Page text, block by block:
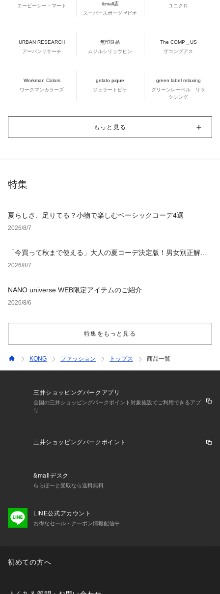
エービーシー・マート
&mall店
スーパースポーツゼビオ
ユニクロ
URBAN RESEARCH
アーバンリサーチ
無印良品
ムジルシリョウヒン
The COMP＿US
ザコンプアス
Workman Colors
ワークマンカラーズ
gelato pique
ジェラートピケ
green label relaxing
グリーンレーベル リラ
クシング
もっと見る
特集
夏らしさ、足りてる？小物で楽しむベーシックコーデ4選
2026/8/7
「今買って秋まで使える」大人の夏コーデ決定版！男女別正解ス
タイルとNGな着こなし
2026/8/7
NANO universe WEB限定アイテムのご紹介
2026/8/6
特集をもっと見る
KONG ファッション トップス 商品一覧
三井ショッピングパークアプリ
全国の三井ショッピングパークポイント対象施設でご利用できるアプ
リ
三井ショッピングパークポイント
&mallデスク
ららぽーと受取なら送料無料
LINE公式アカウント
お得なセール・クーポン情報配信中
初めての方へ